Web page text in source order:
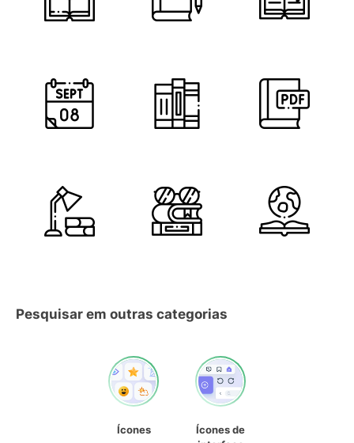
Pesquisar em outras categorias
Ícones
Ícones de